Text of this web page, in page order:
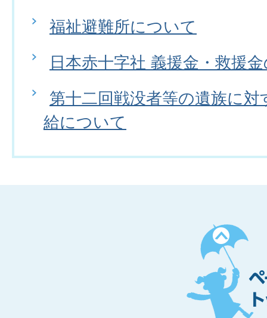
福祉避難所について
日本赤十字社 義援金・救援
第十二回戦没者等の遺族に
給について
ペ
ー
ジ
ト